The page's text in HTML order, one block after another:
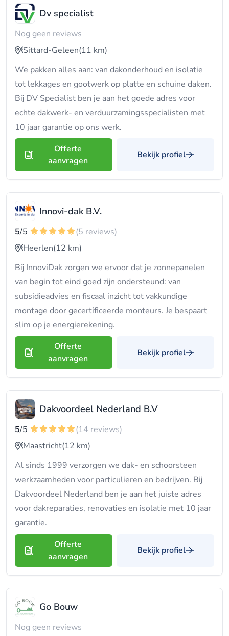
Dv specialist
Nog geen reviews
Sittard-Geleen(11 km)
We pakken alles aan: van dakonderhoud en isolatie
tot lekkages en gootwerk op platte en schuine daken.
Bij DV Specialist ben je aan het goede adres voor
echte dakwerk- en verduurzamingsspecialisten met
10 jaar garantie op ons werk.
Offerte
aanvragen
Bekijk profiel
Innovi-dak B.V.
5/5
(5 reviews)
Heerlen(12 km)
Bij InnoviDak zorgen we ervoor dat je zonnepanelen
van begin tot eind goed zijn ondersteund: van
subsidieadvies en fiscaal inzicht tot vakkundige
montage door gecertificeerde monteurs. Je bespaart
slim op je energierekening.
Offerte
aanvragen
Bekijk profiel
Dakvoordeel Nederland B.V
5/5
(14 reviews)
Maastricht(12 km)
Al sinds 1999 verzorgen we dak- en schoorsteen
werkzaamheden voor particulieren en bedrijven. Bij
Dakvoordeel Nederland ben je aan het juiste adres
voor dakreparaties, renovaties en isolatie met 10 jaar
garantie.
Offerte
aanvragen
Bekijk profiel
Go Bouw
Nog geen reviews